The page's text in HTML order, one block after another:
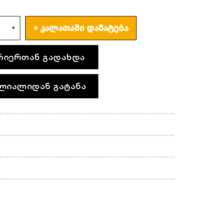
ᲙᲐᲚᲐᲗᲐᲨᲘ ᲓᲐᲛᲐᲢᲔᲑᲐ
გადახდა
გატანა